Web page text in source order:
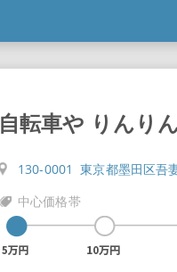
自転車や りんり
130-0001 東京都墨田区吾
中心価格帯